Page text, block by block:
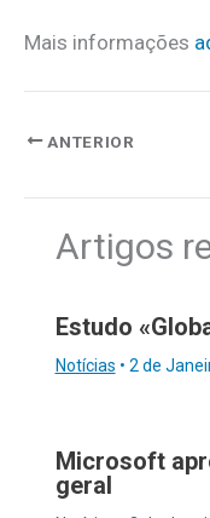
Mais informações
ANTERIOR
Artigos
Estudo
Notícias • 2 de
Microsoft
geral